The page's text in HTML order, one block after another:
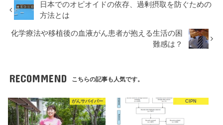
日本でのオピオイドの依存、過剰摂取を防ぐための
方法とは
化学療法や移植後の血液がん患者が抱える生活の困
難感は？
RECOMMEND こちらの記事も人気です。
がんサバイバー CIPN